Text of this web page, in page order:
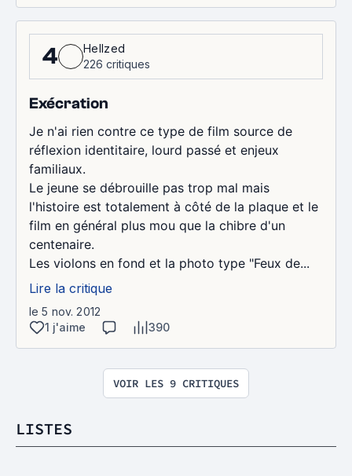
4
Hellzed
226 critiques
Exécration
Je n'ai rien contre ce type de film source de
réflexion identitaire, lourd passé et enjeux
familiaux.
Le jeune se débrouille pas trop mal mais
l'histoire est totalement à côté de la plaque et le
film en général plus mou que la chibre d'un
centenaire.
Les violons en fond et la photo type "Feux de...
Lire la critique
le 5 nov. 2012
1 j'aime
390
VOIR LES 9 CRITIQUES
LISTES